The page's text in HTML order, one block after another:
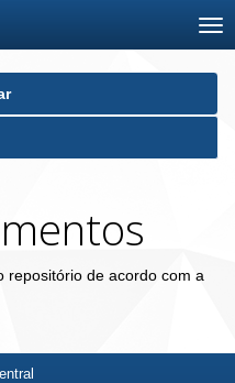
repositório de acordo com a